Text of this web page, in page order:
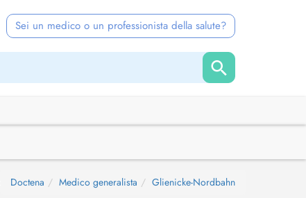
Sei un medico o un professionista della salute?
Doctena Medico generalista Glienicke-Nordbahn